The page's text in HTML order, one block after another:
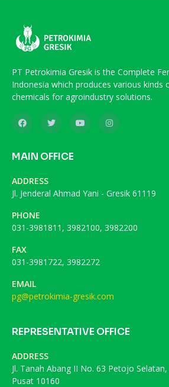
PT Petrokimia Gresik is the Complete
Indonesia which produces various kinds
chemicals for agroindustry solutions.
MAIN OFFICE
ADDRESS
Jl. Jenderal Ahmad Yani - Gresik 61119
PHONE
031-3981811, 3982100, 3982200
FAX
031-3981722, 3982272
EMAIL
pg@petrokimia-gresik.com
REPRESENTATIVE OFFICE
ADDRESS
Jl. Tanah Abang II No. 63 Petojo
Pusat 10160